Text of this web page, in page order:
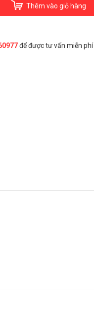
Thêm vào giỏ hàng
để được tư vấn miễn phí